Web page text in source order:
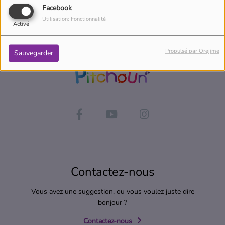
Facebook
Activé
Utilisation: Fonctionnalité
Sauvegarder Propulsé par Orejime
Contactez-nous
Vous avez une suggestion, ou vous voulez juste dire
bonjour ?
Contactez-nous